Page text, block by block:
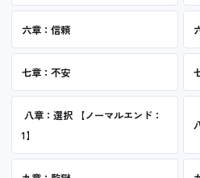
六章：信頼
七章：不安
八章：選択 【ノーマルエンド：
1】